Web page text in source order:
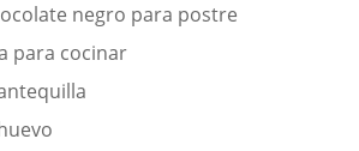
negro para postre
para cocinar